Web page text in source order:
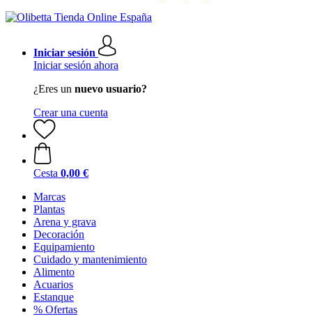
Iniciar sesión
Iniciar sesión ahora
¿Eres un nuevo usuario?
Crear una cuenta
Cesta 0,00 €
Marcas
Plantas
Arena y grava
Decoración
Equipamiento
Cuidado y mantenimiento
Alimento
Acuarios
Estanque
% Ofertas